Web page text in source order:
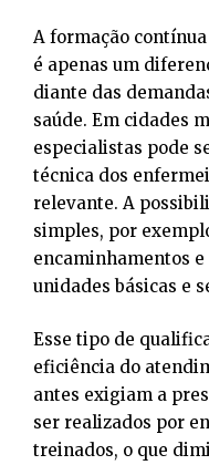
A formação
é apenas um
diante das
saúde. Em cidades
especialistas pode
técnica dos
relevante. A
simples, por
encaminhamentos
unidades básicas e
Esse tipo de
eficiência do
antes exigiam a
ser realizados por
treinados, o que